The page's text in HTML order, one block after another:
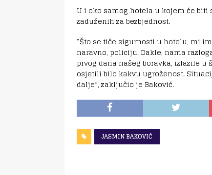
U i oko samog hotela u kojem će
zaduženih za bezbjednost.
“Što se tiče sigurnosti u hotelu, mi
naravno, policiju. Dakle, nama
prvog dana našeg boravka, izlazile
osjetili bilo kakvu ugroženost.
dalje”, zaključio je Baković.
JASMIN BAKOVIĆ